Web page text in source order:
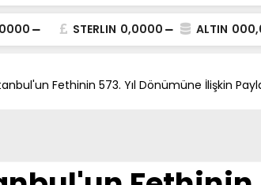
STERLIN 0,0000 ALTIN
Fethinin 573. Yıl Dönümüne İlişkin